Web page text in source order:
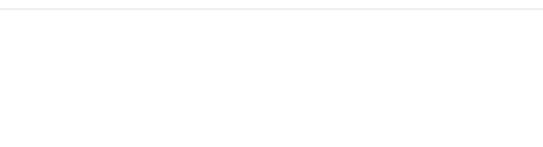
けをご検討されてる方は一度、ご相談いただければと思います。 販売